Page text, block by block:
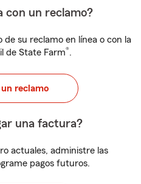
con un reclamo?
de su reclamo en línea o con la
de State Farm®.
un reclamo
una factura?
actuales, administre las
pagos futuros.